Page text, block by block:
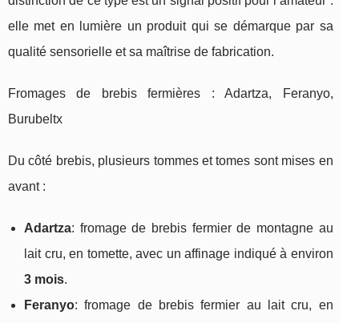
elle met en lumière un produit qui se démarque par sa
qualité sensorielle et sa maîtrise de fabrication.
Fromages de brebis fermières : Adartza, Feranyo,
Burubeltx
Du côté brebis, plusieurs tommes et tomes sont mises en
avant :
Adartza: fromage de brebis fermier de montagne au
lait cru, en tomette, avec un affinage indiqué à environ
3 mois.
Feranyo: fromage de brebis fermier au lait cru, en